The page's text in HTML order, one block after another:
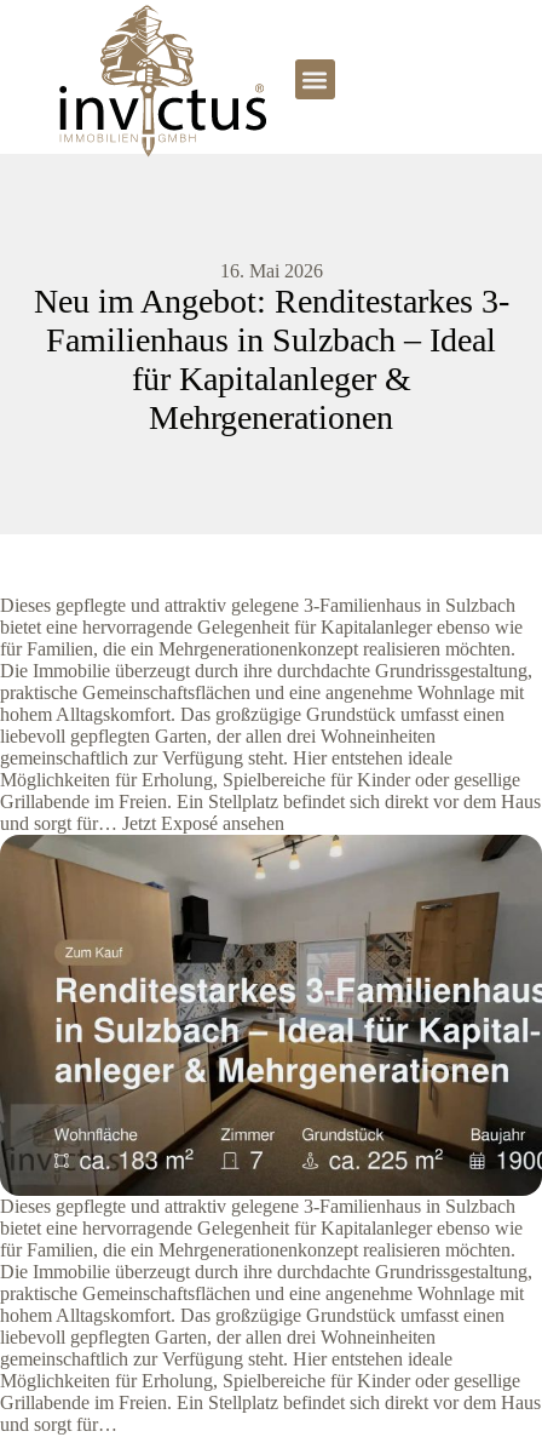
16. Mai 2026
Neu im Angebot: Renditestarkes 3-
Familienhaus in Sulzbach – Ideal
für Kapitalanleger &
Mehrgenerationen
Dieses gepflegte und attraktiv gelegene 3-Familienhaus in Sulzbach
bietet eine hervorragende Gelegenheit für Kapitalanleger ebenso wie
für Familien, die ein Mehrgenerationenkonzept realisieren möchten.
Die Immobilie überzeugt durch ihre durchdachte Grundrissgestaltung,
praktische Gemeinschaftsflächen und eine angenehme Wohnlage mit
hohem Alltagskomfort. Das großzügige Grundstück umfasst einen
liebevoll gepflegten Garten, der allen drei Wohneinheiten
gemeinschaftlich zur Verfügung steht. Hier entstehen ideale
Möglichkeiten für Erholung, Spielbereiche für Kinder oder gesellige
Grillabende im Freien. Ein Stellplatz befindet sich direkt vor dem Haus
und sorgt für… Jetzt Exposé ansehen
Dieses gepflegte und attraktiv gelegene 3-Familienhaus in Sulzbach
bietet eine hervorragende Gelegenheit für Kapitalanleger ebenso wie
für Familien, die ein Mehrgenerationenkonzept realisieren möchten.
Die Immobilie überzeugt durch ihre durchdachte Grundrissgestaltung,
praktische Gemeinschaftsflächen und eine angenehme Wohnlage mit
hohem Alltagskomfort. Das großzügige Grundstück umfasst einen
liebevoll gepflegten Garten, der allen drei Wohneinheiten
gemeinschaftlich zur Verfügung steht. Hier entstehen ideale
Möglichkeiten für Erholung, Spielbereiche für Kinder oder gesellige
Grillabende im Freien. Ein Stellplatz befindet sich direkt vor dem Haus
und sorgt für…